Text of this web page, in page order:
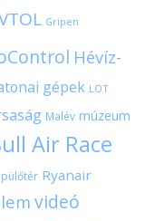
Gripen
Hévíz-
gépek LOT
Malév múzeum
Air Race
Ryanair
videó